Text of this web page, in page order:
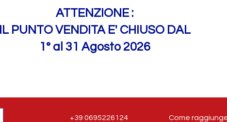
ATTENZIONE :
IL PUNTO VENDITA E' CHIUSO DAL
1° al 31 Agosto 2026
+39 0695226124 Come